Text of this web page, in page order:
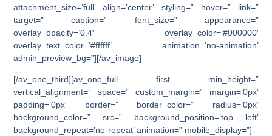
attachment_size=’full’ align=’center’ styling=” hover=” link=”
target=” caption=” font_size=” appearance=”
overlay_opacity=’0.4′ overlay_color=’#000000′
overlay_text_color=’#ffffff’ animation=’no-animation’
admin_preview_bg=”][/av_image]
[/av_one_third][av_one_full first min_height=”
vertical_alignment=” space=” custom_margin=” margin=’0px’
padding=’0px’ border=” border_color=” radius=’0px’
background_color=” src=” background_position=’top left’
background_repeat=’no-repeat’ animation=” mobile_display=”]